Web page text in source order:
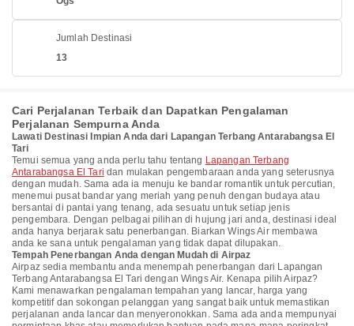
Jumlah Destinasi
13
Cari Perjalanan Terbaik dan Dapatkan Pengalaman
Perjalanan Sempurna Anda
Lawati Destinasi Impian Anda dari Lapangan Terbang Antarabangsa El
Tari
Temui semua yang anda perlu tahu tentang Lapangan Terbang
Antarabangsa El Tari dan mulakan pengembaraan anda yang seterusnya
dengan mudah. Sama ada ia menuju ke bandar romantik untuk percutian,
menemui pusat bandar yang meriah yang penuh dengan budaya atau
bersantai di pantai yang tenang, ada sesuatu untuk setiap jenis
pengembara. Dengan pelbagai pilihan di hujung jari anda, destinasi ideal
anda hanya berjarak satu penerbangan. Biarkan Wings Air membawa
anda ke sana untuk pengalaman yang tidak dapat dilupakan.
Tempah Penerbangan Anda dengan Mudah di Airpaz
Airpaz sedia membantu anda menempah penerbangan dari Lapangan
Terbang Antarabangsa El Tari dengan Wings Air. Kenapa pilih Airpaz?
Kami menawarkan pengalaman tempahan yang lancar, harga yang
kompetitif dan sokongan pelanggan yang sangat baik untuk memastikan
perjalanan anda lancar dan menyeronokkan. Sama ada anda mempunyai